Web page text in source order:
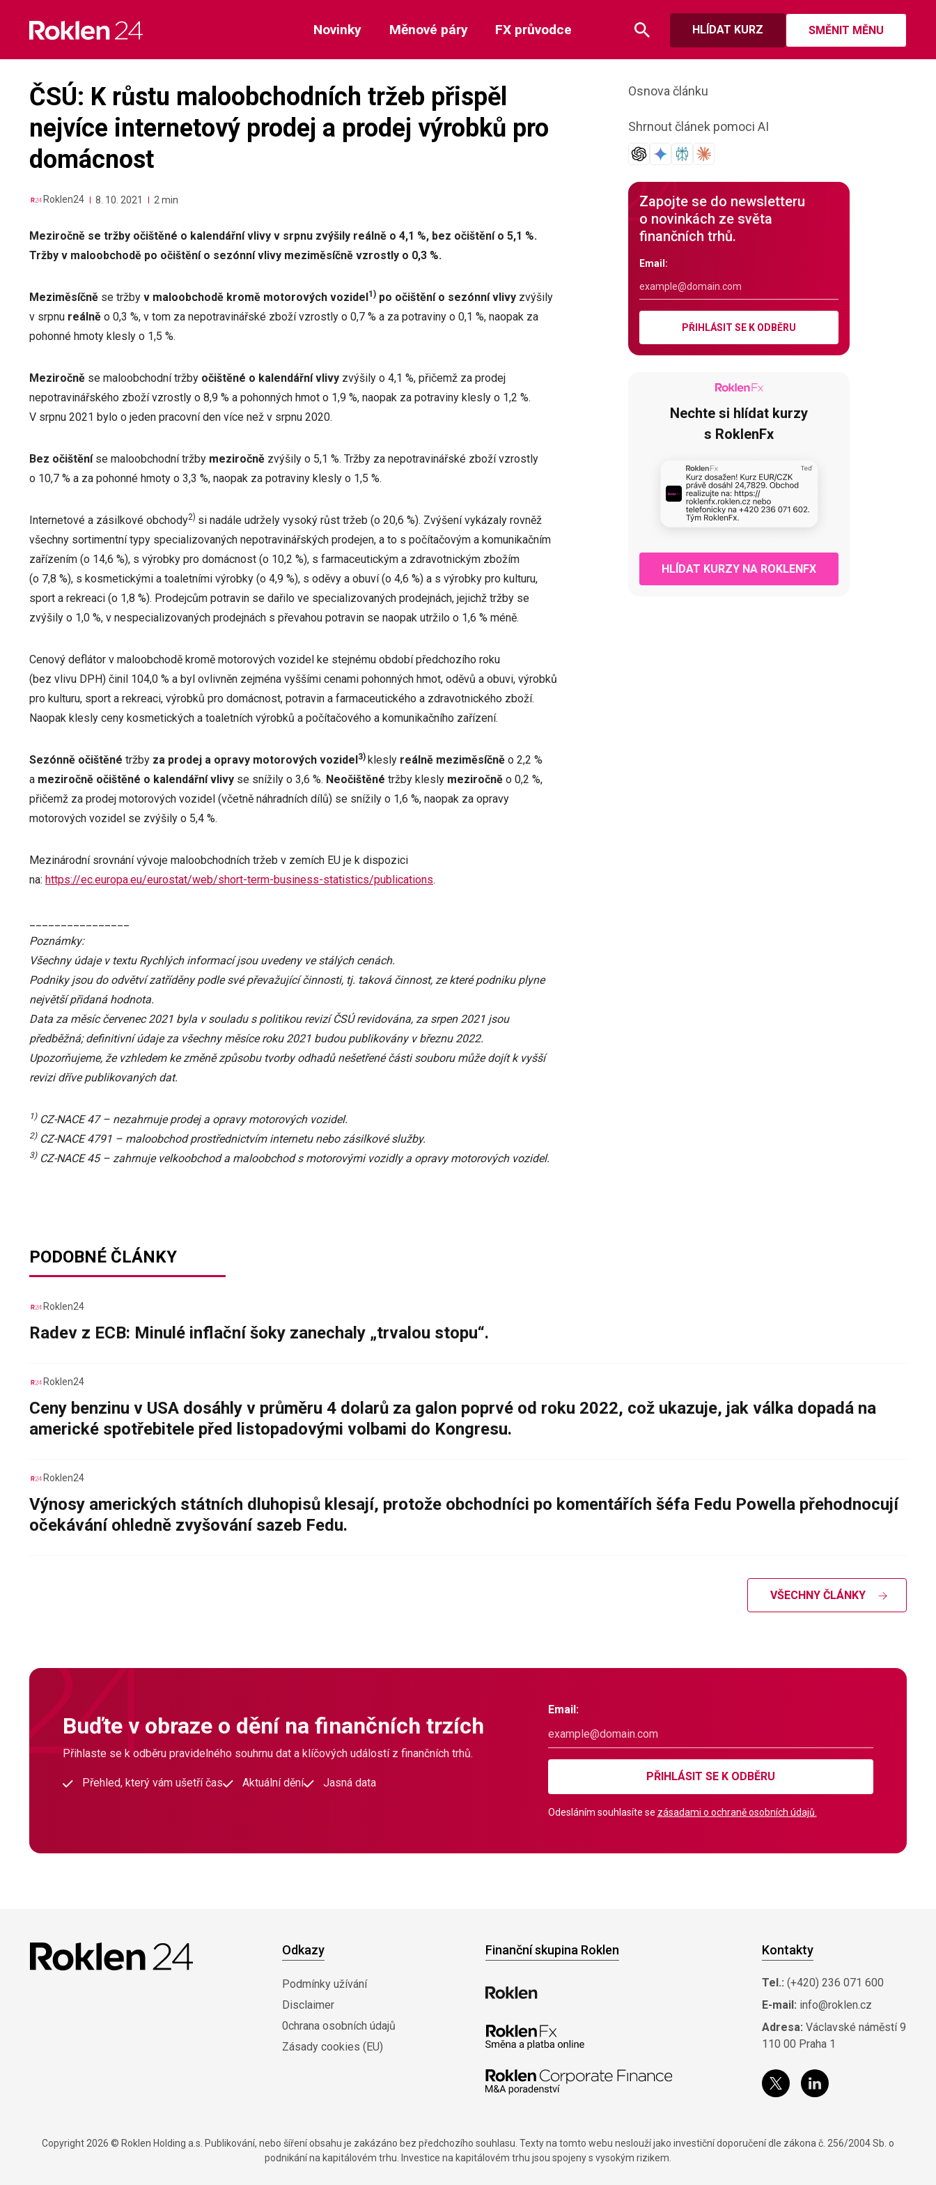
content
HLÍDAT KURZ SMĚNIT MĚNU
Novinky Měnové páry FX průvodce
ČSÚ: K růstu maloobchodních tržeb přispěl
nejvíce internetový prodej a prodej výrobků pro
domácnost
Roklen24 8. 10. 2021 2 min
Meziročně se tržby očištěné o kalendářní vlivy v srpnu zvýšily reálně o 4,1 %, bez očištění o 5,1 %.
Tržby v maloobchodě po očištění o sezónní vlivy meziměsíčně vzrostly o 0,3 %.
Meziměsíčně se tržby v maloobchodě kromě motorových vozidel1) po očištění o sezónní vlivy zvýšily
v srpnu reálně o 0,3 %, v tom za nepotravinářské zboží vzrostly o 0,7 % a za potraviny o 0,1 %, naopak za
pohonné hmoty klesly o 1,5 %.
Meziročně se maloobchodní tržby očištěné o kalendářní vlivy zvýšily o 4,1 %, přičemž za prodej
nepotravinářského zboží vzrostly o 8,9 % a pohonných hmot o 1,9 %, naopak za potraviny klesly o 1,2 %.
V srpnu 2021 bylo o jeden pracovní den více než v srpnu 2020.
Bez očištěníse maloobchodní tržby meziročně zvýšily o 5,1 %. Tržby za nepotravinářské zboží vzrostly
o 10,7 % a za pohonné hmoty o 3,3 %, naopak za potraviny klesly o 1,5 %.
Internetové a zásilkové obchody2) si nadále udržely vysoký růst tržeb (o 20,6 %). Zvýšení vykázaly rovněž
všechny sortimentní typy specializovaných nepotravinářských prodejen, a to s počítačovým a komunikačním
zařízením (o 14,6 %), s výrobky pro domácnost (o 10,2 %), s farmaceutickým a zdravotnickým zbožím
(o 7,8 %), s kosmetickými a toaletními výrobky (o 4,9 %), s oděvy a obuví (o 4,6 %) a s výrobky pro kulturu,
sport a rekreaci (o 1,8 %). Prodejcům potravin se dařilo ve specializovaných prodejnách, jejichž tržby se
zvýšily o 1,0 %, v nespecializovaných prodejnách s převahou potravin se naopak utržilo o 1,6 % méně.
Cenový deflátor v maloobchodě kromě motorových vozidel ke stejnému období předchozího roku
(bez vlivu DPH) činil 104,0 % a byl ovlivněn zejména vyššími cenami pohonných hmot, oděvů a obuvi, výrobků
pro kulturu, sport a rekreaci, výrobků pro domácnost, potravin a farmaceutického a zdravotnického zboží.
Naopak klesly ceny kosmetických a toaletních výrobků a počítačového a komunikačního zařízení.
Sezónně očištěné tržby za prodej a opravy motorových vozidel3) klesly reálně meziměsíčně o 2,2 %
a meziročně očištěné o kalendářní vlivy se snížily o 3,6 %. Neočištěné tržby klesly meziročně o 0,2 %,
přičemž za prodej motorových vozidel (včetně náhradních dílů) se snížily o 1,6 %, naopak za opravy
motorových vozidel se zvýšily o 5,4 %.
Mezinárodní srovnání vývoje maloobchodních tržeb v zemích EU je k dispozici
na: https://ec.europa.eu/eurostat/web/short-term-business-statistics/publications.
Poznámky:
Všechny údaje v textu Rychlých informací jsou uvedeny ve stálých cenách.
Podniky jsou do odvětví zatříděny podle své převažující činnosti, tj. taková činnost, ze které podniku plyne
největší přidaná hodnota.
Data za měsíc červenec 2021 byla v souladu s politikou revizí ČSÚ revidována, za srpen 2021 jsou
předběžná; definitivní údaje za všechny měsíce roku 2021 budou publikovány v březnu 2022.
Upozorňujeme, že vzhledem ke změně způsobu tvorby odhadů nešetřené části souboru může dojít k vyšší
revizi dříve publikovaných dat.
1) CZ-NACE 47 – nezahrnuje prodej a opravy motorových vozidel.
2) CZ-NACE 4791 – maloobchod prostřednictvím internetu nebo zásilkové služby.
3) CZ-NACE 45 – zahrnuje velkoobchod a maloobchod s motorovými vozidly a opravy motorových vozidel.
Osnova článku
Shrnout článek pomoci AI
Zapojte se do newsletteru
o novinkách ze světa
finančních trhů.
Email:
PŘIHLÁSIT SE K ODBĚRU
Nechte si hlídat kurzy
s RoklenFx
HLÍDAT KURZY NA ROKLENFX
PODOBNÉ ČLÁNKY
Roklen24
Radev z ECB: Minulé inflační šoky zanechaly „trvalou stopu“.
Roklen24
Ceny benzinu v USA dosáhly v průměru 4 dolarů za galon poprvé od roku 2022, což ukazuje, jak válka dopadá na
americké spotřebitele před listopadovými volbami do Kongresu.
Roklen24
Výnosy amerických státních dluhopisů klesají, protože obchodníci po komentářích šéfa Fedu Powella přehodnocují
očekávání ohledně zvyšování sazeb Fedu.
VŠECHNY ČLÁNKY
Buďte v obraze o dění na finančních trzích
Přihlaste se k odběru pravidelného souhrnu dat a klíčových událostí z finančních trhů.
Přehled, který vám ušetří čas Aktuální dění Jasná data
Email:
PŘIHLÁSIT SE K ODBĚRU
Odesláním souhlasíte se zásadami o ochraně osobních údajů.
Odkazy
Podmínky užívání
Disclaimer
0chrana osobních údajů
Zásady cookies (EU)
Finanční skupina Roklen Kontakty
Tel.: (+420) 236 071 600
E-mail: info@roklen.cz
Adresa: Václavské náměstí 9
110 00 Praha 1
Copyright 2026 © Roklen Holding a.s. Publikování, nebo šíření obsahu je zakázáno bez předchozího souhlasu. Texty na tomto webu neslouží jako investiční doporučení dle zákona č. 256/2004 Sb. o
podnikání na kapitálovém trhu. Investice na kapitálovém trhu jsou spojeny s vysokým rizikem.